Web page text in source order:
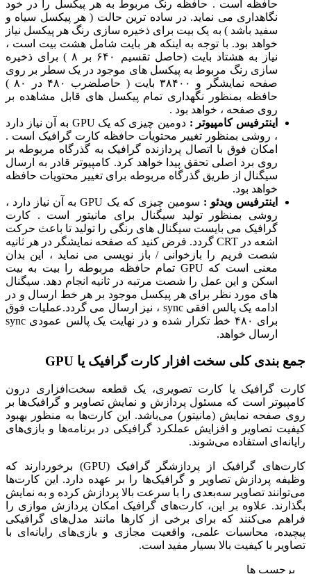
حافظه است . حافظه رنگ مربوط به هر پیکسل را در خود
نگاهداری می نماید. در ساده ترین حالت ( هر پیکسل سیاه و
سفید باشد ) به یک بیت برای ذخیره سازی رنگ هر پیکسل نیاز
خواهد بود. با توجه به اینکه هر بایت شامل هشت بیت است ،
نیاز به هشتاد بایت (حاصل تقسیم ۶۴۰ بر ۸ ) برای ذخیره
سازی رنگ مربوط به پیکسل های موجود در یک سطر بر روی
صفحه نمایشگر و ۳۸۴۰۰ بایت ( حاصلضرب ۴۸۰ در ۸۰ )
حافظه بمنظور نگهداری تمام پیکسل های قابل مشاهده بر
روی صفحه ، خواهد بود .
اینترفیس کامپیوتر :
دومین چیزی که یک GPU به آن نیاز دارد
، روشی بمنظور تغییر محتویات حافظه کارت گرافیک است .
امکان فوق با اتصال پردازنده گرافیک به گذرگاه مربوطه بر
روی برد اصلی تحقق پیدا خواهد کرد. کامپیوتر قادر به ارسال
سیگنال از طریق گذرگاه مربوطه برای تغییر محتویات حافظه
خواهد بود.
اینترفیس ویدئو :
سومین چیزی که یک GPU به آن نیاز دارد ،
روشی بمنظور تولید سیگنال برای مانیتور است . کارت
گرافیک می بایست سیگنال های رنگی را تولید تا باعث حرکت
اشعه در CRT گردد. فرض کنید که صفحه نمایشگر در هر ثانیه
شصت فریم را بازخوانی / باز نویسی می نماید ، این بدان
معنی است که GPU تمام حافظه مربوطه را بیت به بیت
اسکن و این عمل را شصت مرتبه در ثانیه انجام دهد. سیگنال
های مورد نظر برای هر پیکسل موجود بر هر خط ارسال و در
ادامه یک پالس افقیsync ، نیز ارسال می گردد.عملیات فوق
برای ۴۸۰ خط تکرار شده و در نهایت یک پالس عمودی
sync
ارسال خواهد.
جمع بندی کلی سخت افزار کارت گرافیک یا GPU
کارت گرافیک یا کارت تصویری، یک قطعه سخت‌افزاری درون
کامپیوتر است که مسئول پردازش و نمایش تصاویر و گرافیک‌ها بر
روی صفحه نمایش (مانیتور) می‌باشد. این کارت‌ها به منظور بهبود
کیفیت تصاویر و افزایش عملکرد گرافیکی در برنامه‌ها و بازی‌های
رایانه‌ای استفاده می‌شوند.
کارت‌های گرافیک از پردازشگر گرافیک (GPU) برخوردارند که
وظیفه پردازش تصاویر و گرافیک‌ها را بر عهده دارد. این کارت‌ها
می‌توانند تصاویر سه‌بعدی را با سرعت بالا پردازش کرده و به نمایش
بگذارند. علاوه بر این، کارت‌های گرافیک امکان پردازش موازی را
فراهم می‌کنند که برای برخی از کارها مانند مدل‌های گرافیکی
پیچیده، محاسبات علمی، واقعیت مجازی و بازی‌های رایانه‌ای با
تصاویر با کیفیت بالا بسیار مفید است.
برچسب ها